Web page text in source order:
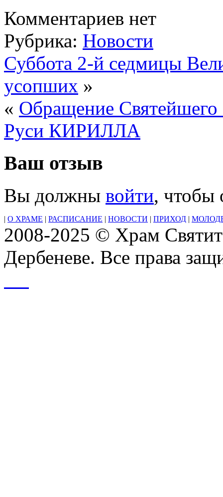
Комментариев нет
Рубрика: Новости
Суббота 2-й седмицы
усопших »
« Обращение Святейшего
Руси КИРИЛЛА
Ваш отзыв
Вы должны войти, чтобы
| О ХРАМЕ | РАСПИСАНИЕ | НОВОСТИ | ПРИХОД |
2008-2025 © Храм
Дербеневе. Все права